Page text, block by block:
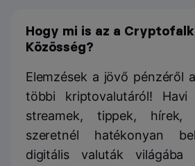
Hogy mi is az a
Közösség?
Elemzések a jövő pénzéről
többi kriptovalutáról! Havi
streamek, tippek, hírek,
szeretnél hatékonyan
digitális valuták